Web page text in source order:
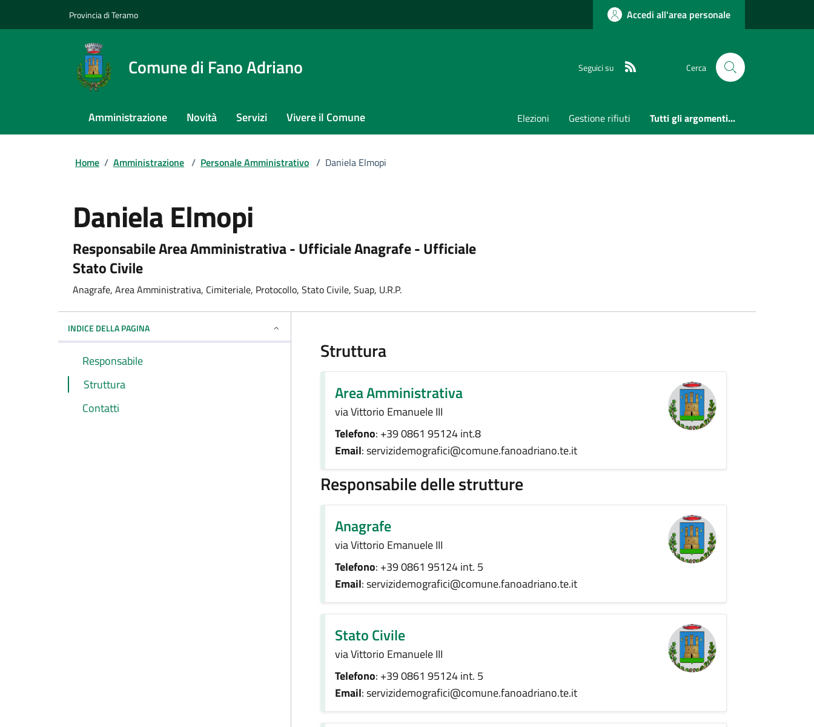
Provincia di Teramo Accedi all'area personale
Comune di Fano Adriano Seguici su Cerca
Amministrazione Novità Servizi Vivere il Comune Elezioni Gestione rifiuti Tutti gli argomenti...
Home / Amministrazione / Personale Amministrativo / Daniela Elmopi
Daniela Elmopi
Responsabile Area Amministrativa - Ufficiale Anagrafe - Ufficiale
Stato Civile
Anagrafe, Area Amministrativa, Cimiteriale, Protocollo, Stato Civile, Suap, U.R.P.
INDICE DELLA PAGINA
Responsabile
Struttura
Contatti
Struttura
Area Amministrativa
via Vittorio Emanuele III
Telefono: +39 0861 95124 int.8
Email: servizidemografici@comune.fanoadriano.te.it
Responsabile delle strutture
Anagrafe
via Vittorio Emanuele III
Telefono: +39 0861 95124 int. 5
Email: servizidemografici@comune.fanoadriano.te.it
Stato Civile
via Vittorio Emanuele III
Telefono: +39 0861 95124 int. 5
Email: servizidemografici@comune.fanoadriano.te.it